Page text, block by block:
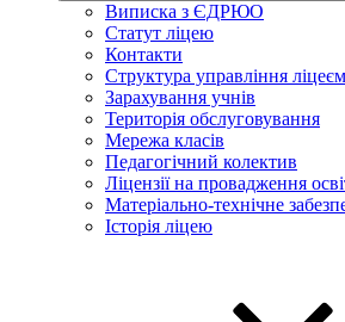
Виписка з ЄДРЮО
Статут ліцею
Контакти
Структура управління ліцеєм
Зарахування учнів
Територія обслуговування
Мережа класів
Педагогічний колектив
Ліцензії на провадження
Матеріально-технічне
Історія ліцею